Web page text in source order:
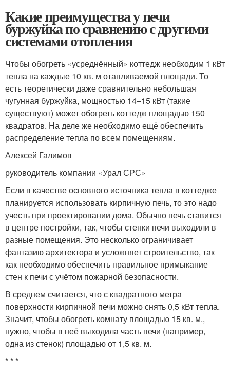
Какие преимущества у печи
буржуйка по сравнению с другими
системами отопления
Чтобы обогреть «усреднённый» коттедж необходим 1 кВт
тепла на каждые 10 кв. м отапливаемой площади. То
есть теоретически даже сравнительно небольшая
чугунная буржуйка, мощностью 14–15 кВт (такие
существуют) может обогреть коттедж площадью 150
квадратов. На деле же необходимо ещё обеспечить
распределение тепла по всем помещениям.
Алексей Галимов
руководитель компании «Урал СРС»
Если в качестве основного источника тепла в коттедже
планируется использовать кирпичную печь, то это надо
учесть при проектировании дома. Обычно печь ставится
в центре постройки, так, чтобы стенки печи выходили в
разные помещения. Это несколько ограничивает
фантазию архитектора и усложняет строительство, так
как необходимо обеспечить правильное примыкание
стен к печи с учётом пожарной безопасности.
В среднем считается, что с квадратного метра
поверхности кирпичной печи можно снять 0,5 кВт тепла.
Значит, чтобы обогреть комнату площадью 15 кв. м.,
нужно, чтобы в неё выходила часть печи (например,
одна из стенок) площадью от 1,5 кв. м.
* * *